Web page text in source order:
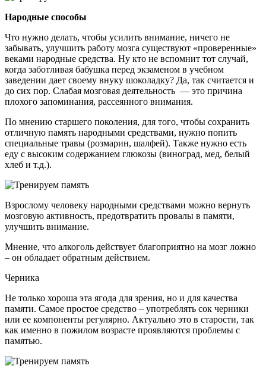
Народные способы
Что нужно делать, чтобы усилить внимание, ничего не
забывать, улучшить работу мозга существуют «проверенные»
веками народные средства. Ну кто не вспомнит тот случай,
когда заботливая бабушка перед экзаменом в учебном
заведении дает своему внуку шоколадку? Да, так считается и
до сих пор. Слабая мозговая деятельность — это причина
плохого запоминания, рассеянного внимания.
По мнению старшего поколения, для того, чтобы сохранить
отличную память народными средствами, нужно попить
специальные травы (розмарин, шалфей). Также нужно есть
еду с высоким содержанием глюкозы (виноград, мед, белый
хлеб и т.д.).
Взрослому человеку народными средствами можно вернуть
мозговую активность, предотвратить провалы в памяти,
улучшить внимание.
Мнение, что алкоголь действует благоприятно на мозг ложно
– он обладает обратным действием.
Черника
Не только хороша эта ягода для зрения, но и для качества
памяти. Самое простое средство – употреблять сок черники
или ее компоненты регулярно. Актуально это в старости, так
как именно в пожилом возрасте проявляются проблемы с
памятью.